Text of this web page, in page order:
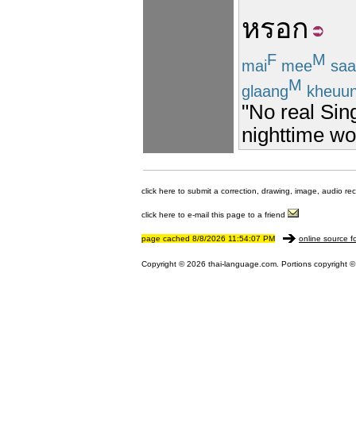
หรอก
maiF meeM
glaangM
"No real
nighttime
click here to submit a correction, drawing, image, audio
click here to e-mail this page to a friend
page cached 8/8/2026 11:54:07 PM online source
Copyright © 2026 thai-language.com. Portions copyright